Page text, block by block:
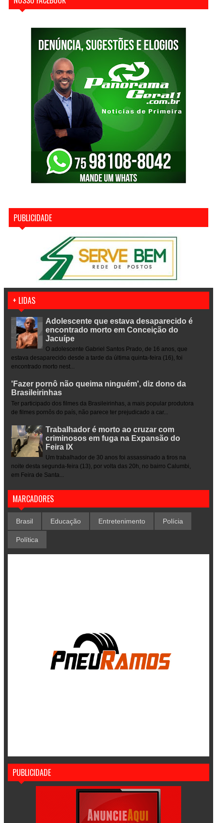
PUBLICIDADE
+ LIDAS
Adolescente que estava desaparecido é
encontrado morto em Conceição do
Jacuípe
O adolescente Gabriel Santos Prado, de 16 anos, que
estava desaparecido desde a tarde da última quinta-feira (16), foi
encontrado morto nest...
'Fazer pornô não queima ninguém', diz dono da
Brasileirinhas
Ter participado dos filmes da Brasileirinhas, a mais popular produtora
de filmes pornôs do país, não parece ter prejudicado a car...
Trabalhador é morto ao cruzar com
criminosos em fuga na Expansão do
Feira IX
Um trabalhador de 30 anos foi assassinado a tiros na
noite desta segunda-feira (13), por volta das 20h, no bairro Calumbi,
em Feira de Santa...
MARCADORES
Brasil Educação Entretenimento Polícia
Política
PUBLICIDADE